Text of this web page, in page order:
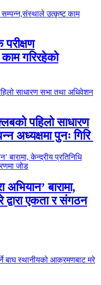
परीक्षण
गरिरहेको
पहिलो साधारण
अध्यक्षमा पुनः गिरि
बारामा,
द्वारा एकता र संगठन